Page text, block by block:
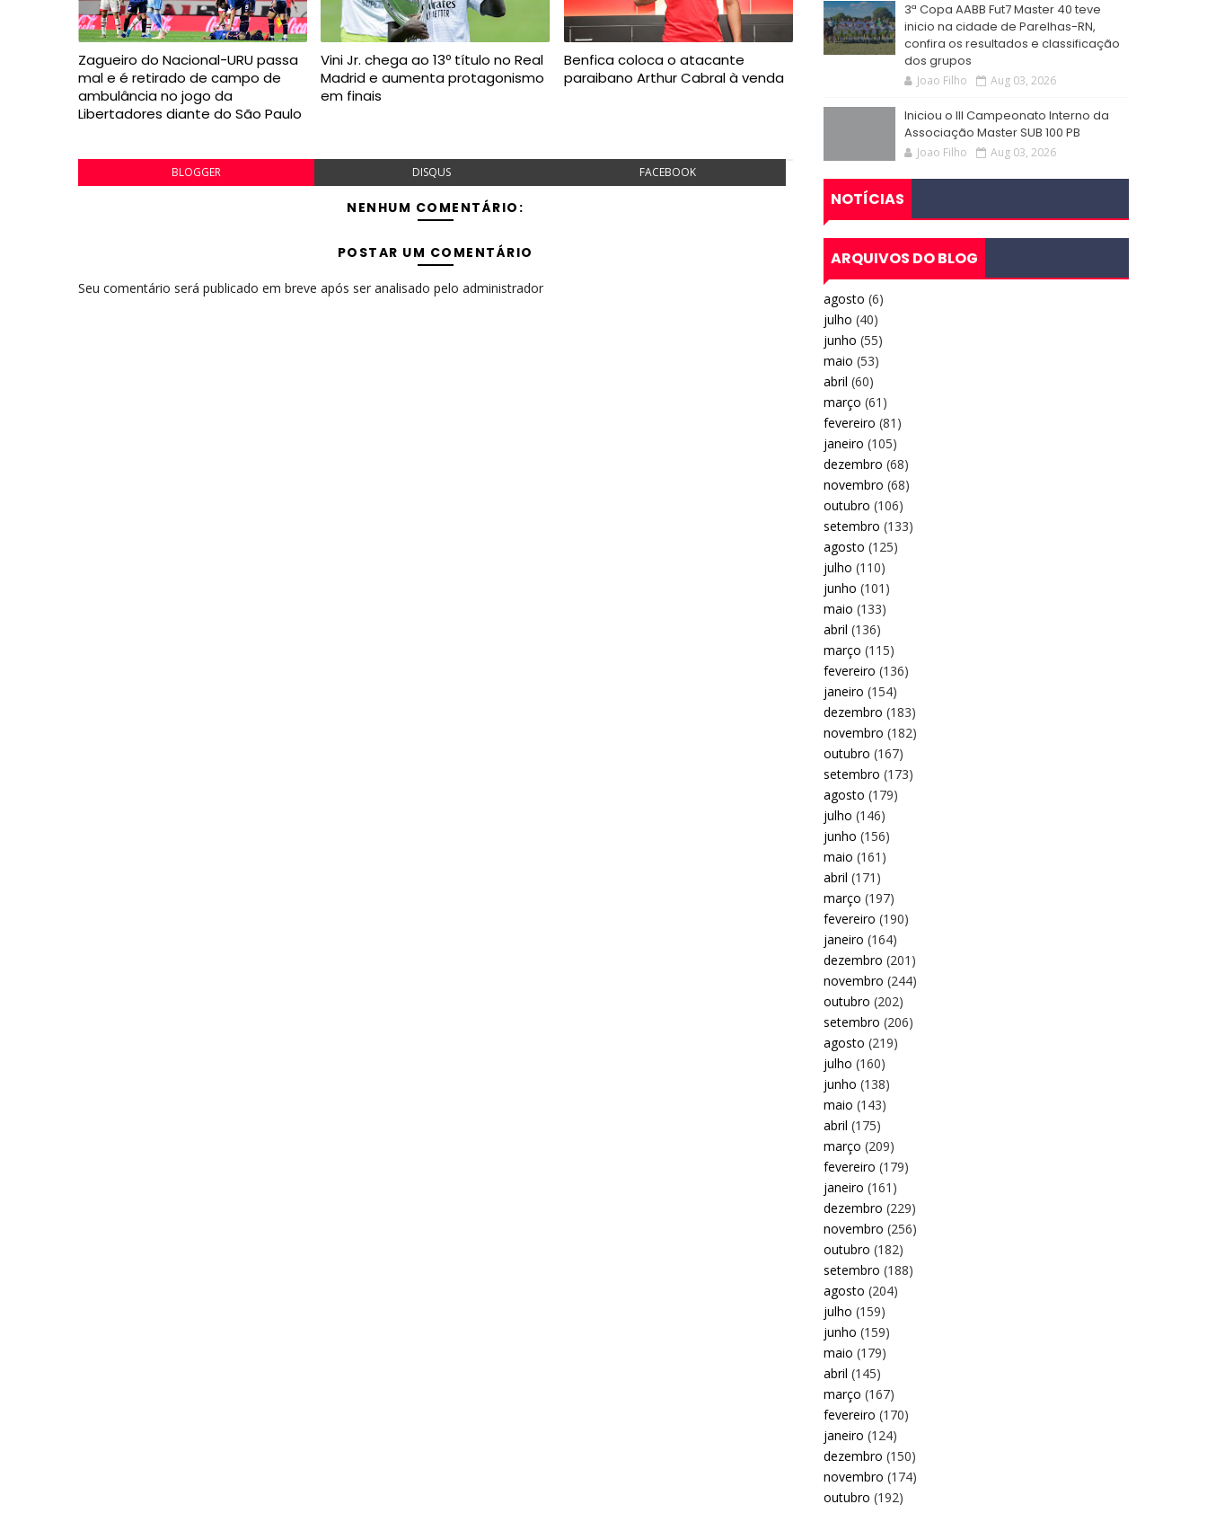
Zagueiro do Nacional-URU passa
mal e é retirado de campo de
ambulância no jogo da
Libertadores diante do São Paulo
Vini Jr. chega ao 13º título no Real
Madrid e aumenta protagonismo
em finais
Benfica coloca o atacante
paraibano Arthur Cabral à venda
BLOGGER DISQUS FACEBOOK
NENHUM COMENTÁRIO:
POSTAR UM COMENTÁRIO
Seu comentário será publicado em breve após ser analisado pelo administrador
3ª Copa AABB Fut7 Master 40 teve
inicio na cidade de Parelhas-RN,
confira os resultados e classificação
dos grupos
Joao Filho Aug 03, 2026
Iniciou o III Campeonato Interno da
Associação Master SUB 100 PB
Joao Filho Aug 03, 2026
NOTÍCIAS
ARQUIVOS DO BLOG
agosto (6)
julho (40)
junho (55)
maio (53)
abril (60)
março (61)
fevereiro (81)
janeiro (105)
dezembro (68)
novembro (68)
outubro (106)
setembro (133)
agosto (125)
julho (110)
junho (101)
maio (133)
abril (136)
março (115)
fevereiro (136)
janeiro (154)
dezembro (183)
novembro (182)
outubro (167)
setembro (173)
agosto (179)
julho (146)
junho (156)
maio (161)
abril (171)
março (197)
fevereiro (190)
janeiro (164)
dezembro (201)
novembro (244)
outubro (202)
setembro (206)
agosto (219)
julho (160)
junho (138)
maio (143)
abril (175)
março (209)
fevereiro (179)
janeiro (161)
dezembro (229)
novembro (256)
outubro (182)
setembro (188)
agosto (204)
julho (159)
junho (159)
maio (179)
abril (145)
março (167)
fevereiro (170)
janeiro (124)
dezembro (150)
novembro (174)
outubro (192)